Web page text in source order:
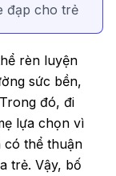
đạp cho trẻ
rèn luyện
sức bền,
đó, đi
lựa chọn vì
có thể thuận
trẻ. Vậy, bố